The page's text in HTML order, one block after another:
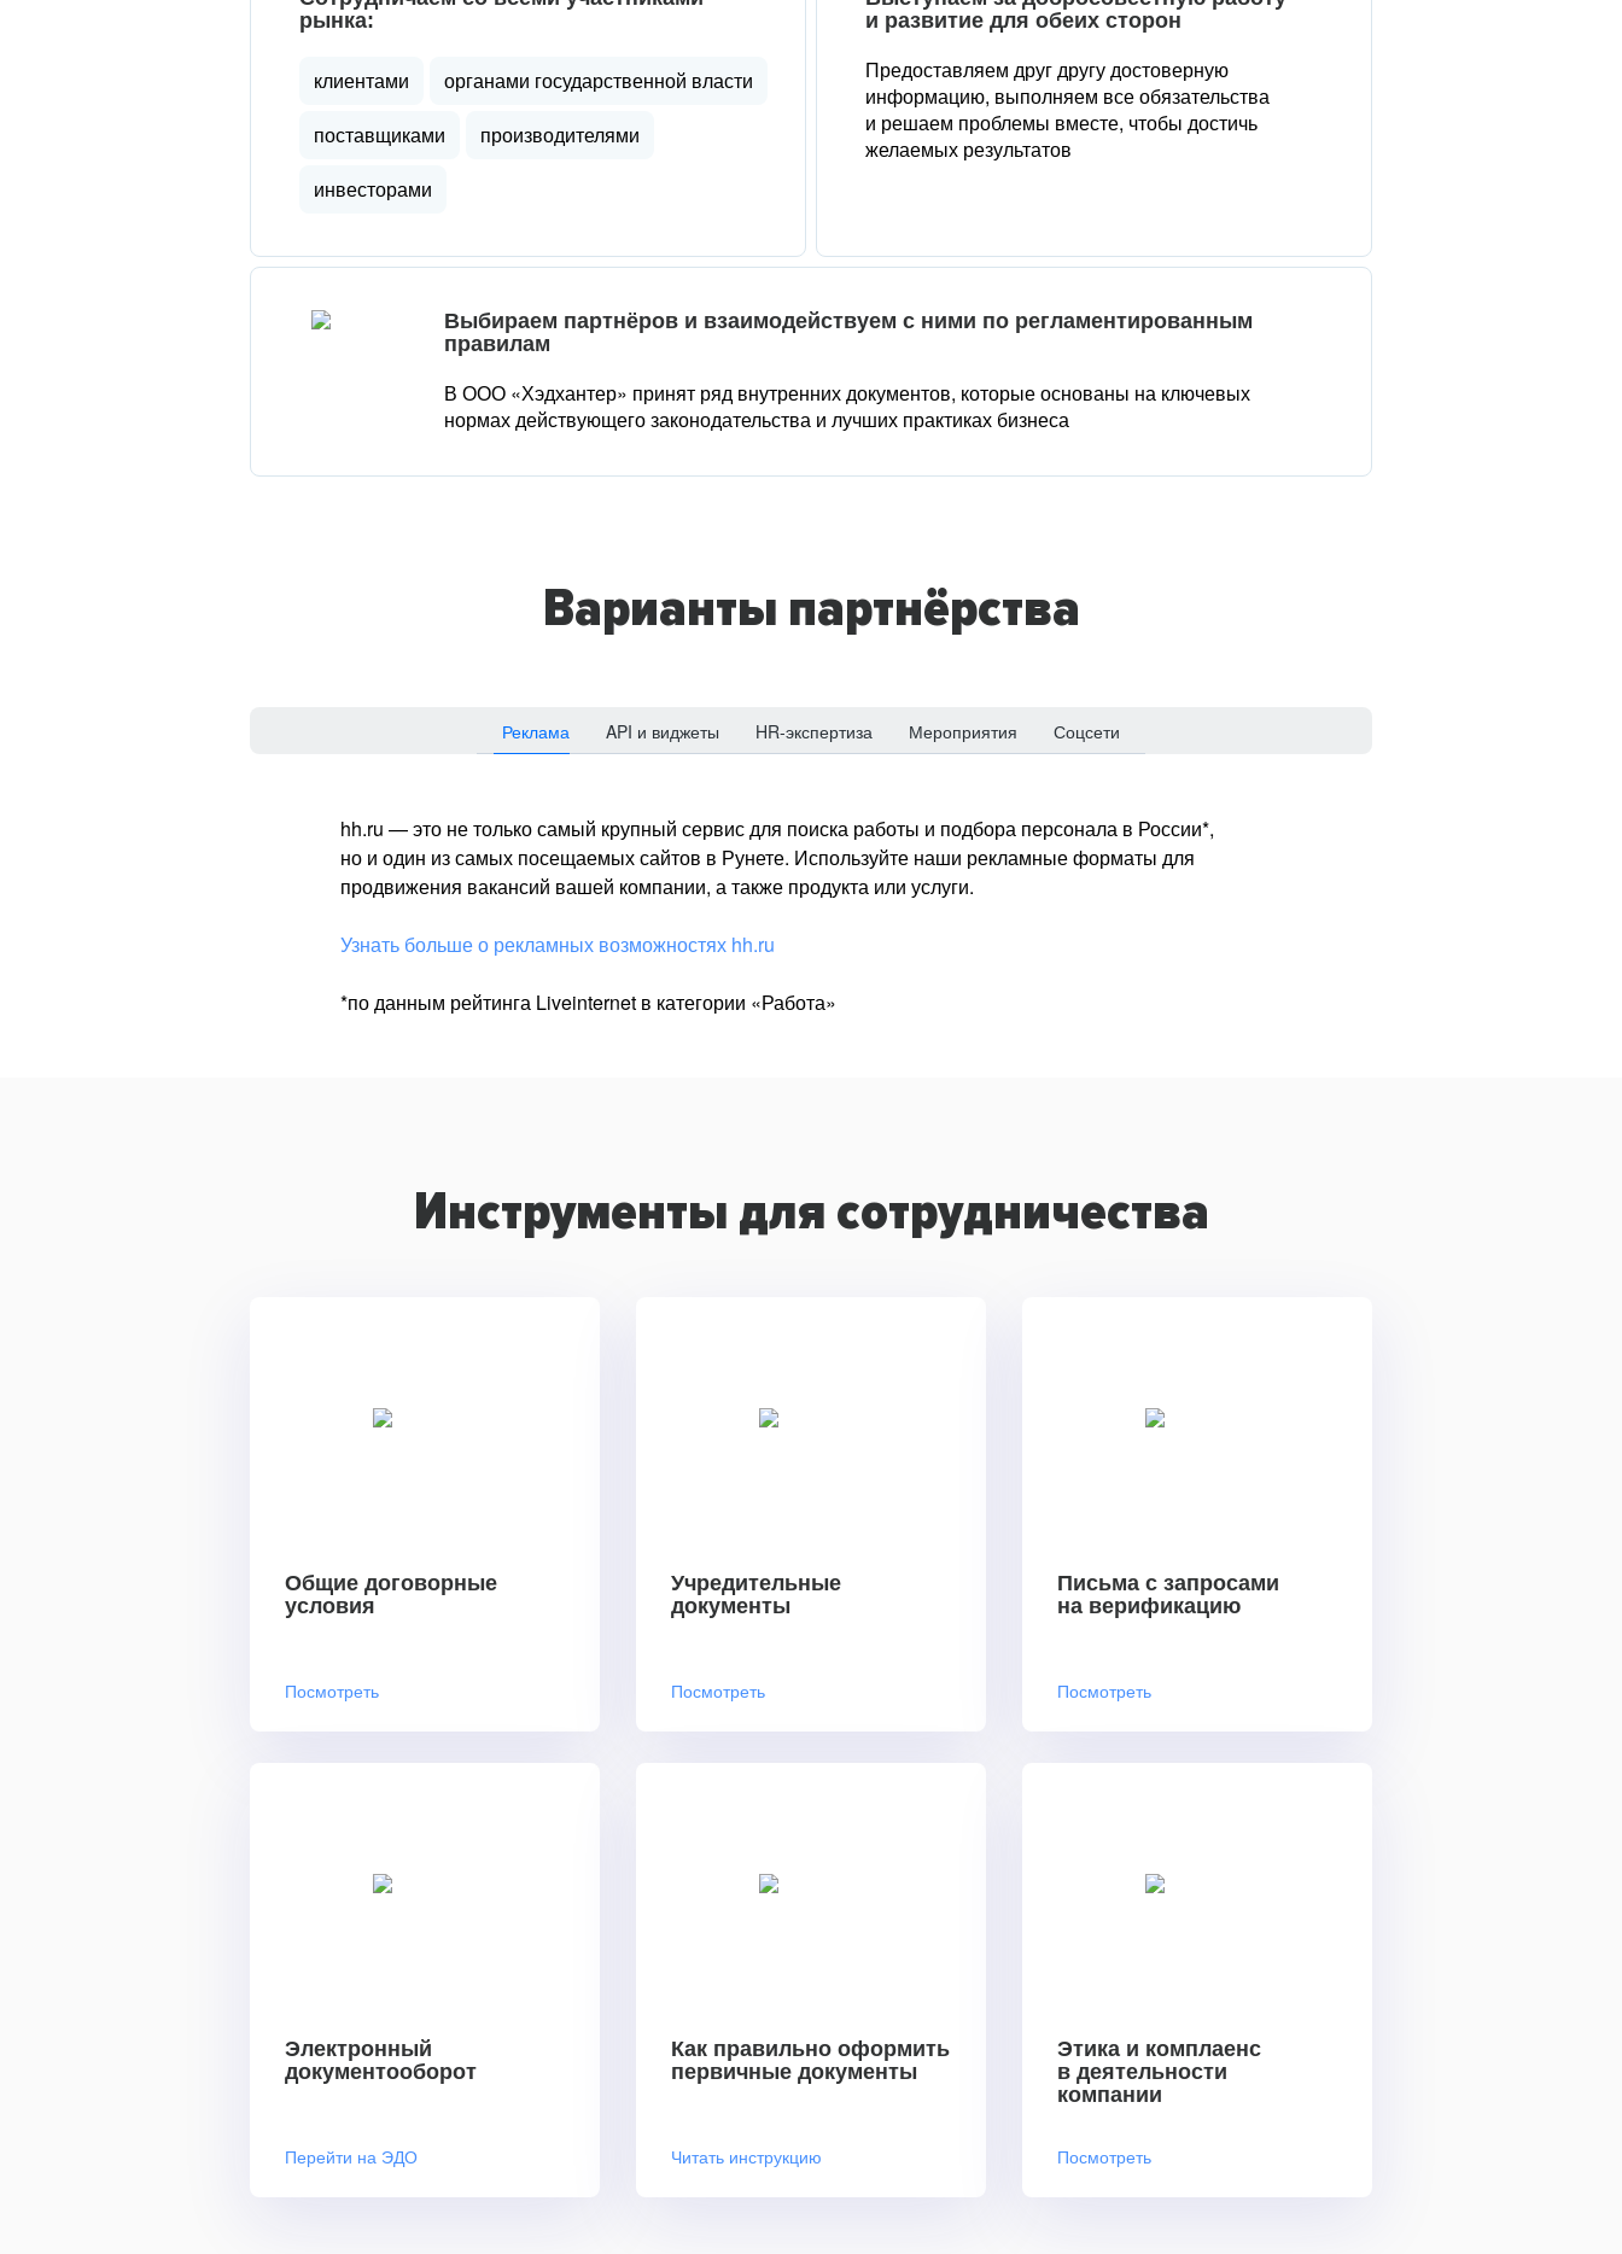
рынка:
клиентами
органами государственной власти
поставщиками
производителями
инвесторами
и развитие для обеих сторон
Предоставляем друг другу достоверную
информацию, выполняем все обязательства
и решаем проблемы вместе, чтобы достичь
желаемых результатов
Выбираем партнёров и взаимодействуем с ними по регламентированным
правилам
В ООО «Хэдхантер» принят ряд внутренних документов, которые основаны на ключевых
нормах действующего законодательства и лучших практиках бизнеса
Варианты партнёрства
Реклама API и виджеты HR-экспертиза Мероприятия Соцсети
hh.ru — это не только самый крупный сервис для поиска работы и подбора персонала в России*,
но и один из самых посещаемых сайтов в Рунете. Используйте наши рекламные форматы для
продвижения вакансий вашей компании, а также продукта или услуги.
Узнать больше о рекламных возможностях hh.ru
*по данным рейтинга Liveinternet в категории «Работа»
Инструменты для сотрудничества
Общие договорные
условия
Посмотреть
Учредительные
документы
Посмотреть
Письма с запросами
на верификацию
Посмотреть
Электронный
документооборот
Перейти на ЭДО
Как правильно оформить
первичные документы
Читать инструкцию
Этика и комплаенс
в деятельности
компании
Посмотреть